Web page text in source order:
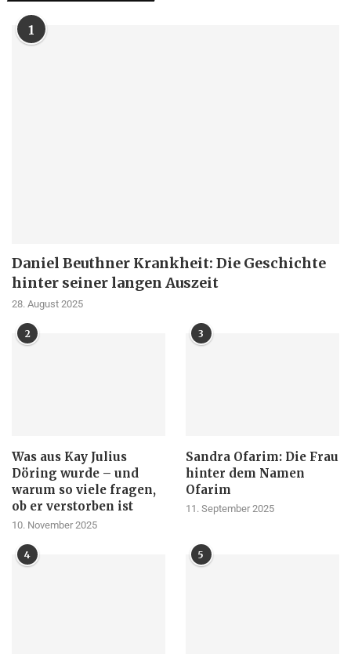
1
Daniel Beuthner Krankheit: Die Geschichte
hinter seiner langen Auszeit
28. August 2025
2
Was aus Kay Julius
Döring wurde – und
warum so viele fragen,
ob er verstorben ist
10. November 2025
3
Sandra Ofarim: Die Frau
hinter dem Namen
Ofarim
11. September 2025
4 5